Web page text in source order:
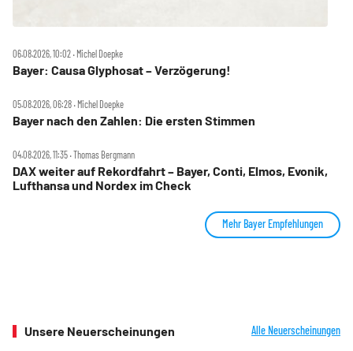
06.08.2026, 10:02 ‧ Michel Doepke
Bayer: Causa Glyphosat – Verzögerung!
05.08.2026, 06:28 ‧ Michel Doepke
Bayer nach den Zahlen: Die ersten Stimmen
04.08.2026, 11:35 ‧ Thomas Bergmann
DAX weiter auf Rekordfahrt – Bayer, Conti, Elmos, Evonik,
Lufthansa und Nordex im Check
Mehr Bayer Empfehlungen
Unsere Neuerscheinungen Alle Neuerscheinungen